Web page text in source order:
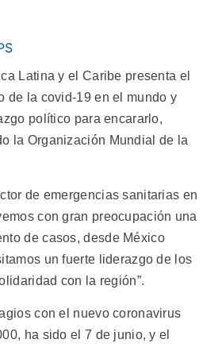
Latina y el Caribe presenta el
de la covid-19 en el mundo y
político para encararlo,
la Organización Mundial de la
de emergencias sanitarias en
con gran preocupación una
de casos, desde México
un fuerte liderazgo de los
con la región”.
con el nuevo coronavirus
ha sido el 7 de junio, y el